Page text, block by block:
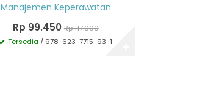
Manajemen Keperawatan
Rp 99.450 Rp 117.000
Tersedia / 978-623-7715-93-1